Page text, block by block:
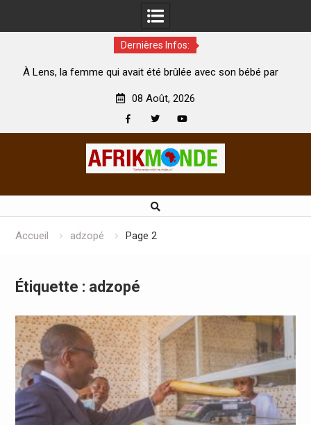
Dernières Infos:
son bébé par
Coopération: Le ministre Indien Kirti
08 Août, 2026
Accueil adzopé Page 2
Étiquette : adzopé